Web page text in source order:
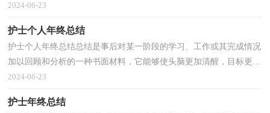
可以使我们更有效率，我想我们需要写一份总结了吧...
2024-06-23
护士个人年终总结
护士个人年终总结总结是事后对某一阶段的学习、工作或其完成情况
加以回顾和分析的一种书面材料，它能够使头脑更加清醒，目标更加
明确，因此十分有必须要写一份总结哦。总结一般是...
2024-06-23
护士年终总结